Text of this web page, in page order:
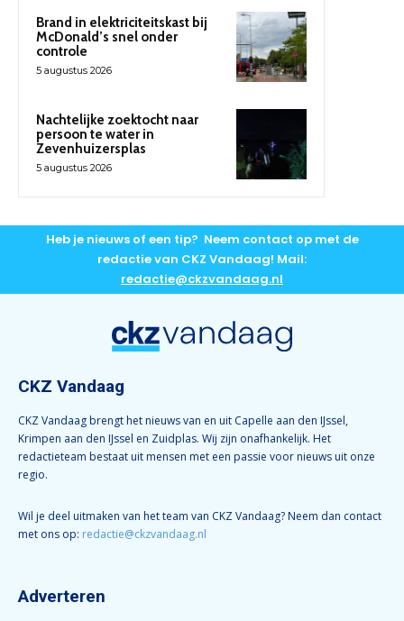
Brand in elektriciteitskast bij
McDonald’s snel onder
controle
5 augustus 2026
Nachtelijke zoektocht naar
persoon te water in
Zevenhuizersplas
5 augustus 2026
Heb je nieuws of een tip? Neem contact op met de
redactie van CKZ Vandaag! Mail:
redactie@ckzvandaag.nl
CKZ Vandaag
CKZ Vandaag brengt het nieuws van en uit Capelle aan den IJssel,
Krimpen aan den IJssel en Zuidplas. Wij zijn onafhankelijk. Het
redactieteam bestaat uit mensen met een passie voor nieuws uit onze
regio.
Wil je deel uitmaken van het team van CKZ Vandaag? Neem dan contact
met ons op: redactie@ckzvandaag.nl
Adverteren